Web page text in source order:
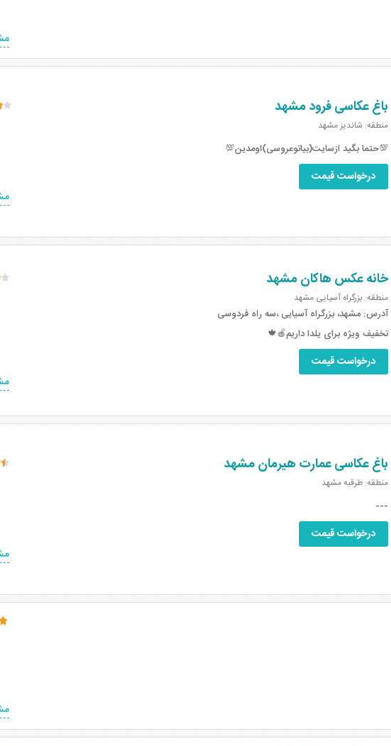
باغ عکاسی فرود مشهد
منطقه: شاندیز مشهد
💯حتما بگید ازسایت(بیاتوعروسی)اومدین💯
درخواست قیمت
خانه عکس هاکان مشهد
منطقه: بزرگراه آسیایی مشهد
آدرس:مشهد، بزرگراه آسیایی ،سه راه فردوسی
تخفیف ویژه برای یلدا داریم🍎🍁
درخواست قیمت
باغ عکاسی عمارت هیرمان مشهد
منطقه: طرقبه مشهد
---
درخواست قیمت